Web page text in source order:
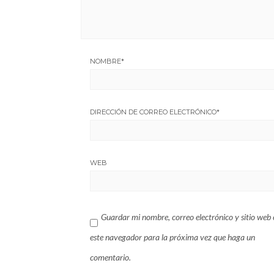
NOMBRE*
DIRECCIÓN DE CORREO ELECTRÓNICO*
WEB
Guardar mi nombre, correo electrónico y sitio web
este navegador para la próxima vez que haga un
comentario.